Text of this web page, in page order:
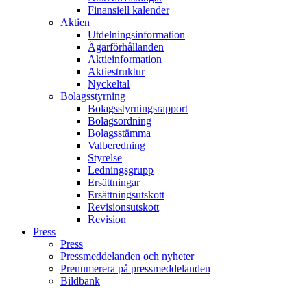
Finansiell kalender
Aktien
Utdelningsinformation
Ägarförhållanden
Aktieinformation
Aktiestruktur
Nyckeltal
Bolagsstyrning
Bolagsstyrningsrapport
Bolagsordning
Bolagsstämma
Valberedning
Styrelse
Ledningsgrupp
Ersättningar
Ersättningsutskott
Revisionsutskott
Revision
Press
Press
Pressmeddelanden och nyheter
Prenumerera på pressmeddelanden
Bildbank